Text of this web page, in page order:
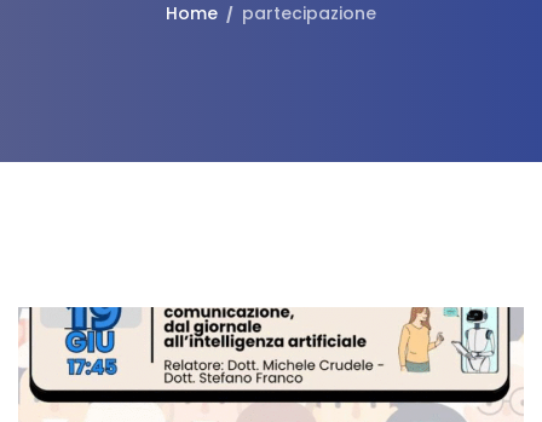
Home partecipazione